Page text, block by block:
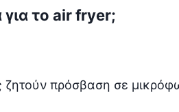
το air fryer;
ζητούν πρόσβαση σε